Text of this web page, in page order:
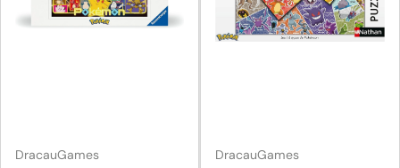
DracauGames DracauGames